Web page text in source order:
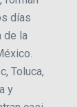
días
de la
Toluca,
y